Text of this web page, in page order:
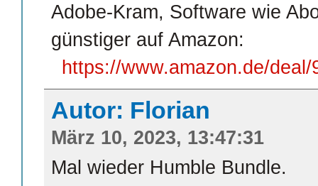
Adobe-Kram, Software wie
günstiger auf Amazon:
https://www.amazon.de/deal/
Autor: Florian
März 10, 2023, 13:47:31
Mal wieder Humble Bundle.